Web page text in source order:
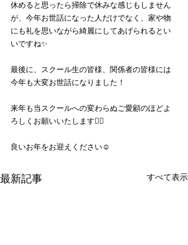
休めると思ったら掃除で休みな感じもしません
が、今年お世話になった人だけでなく、家や物
にも礼を思いながら綺麗にしてあげられるとい
いですね✨
最後に、スクール生の皆様、関係者の皆様には
今年も大変お世話になりました！
来年も当スクールへの変わらぬご愛顧のほどよ
ろしくお願いいたします🙇‍♂️
良いお年をお迎えください☺️
最新記事 すべて表示